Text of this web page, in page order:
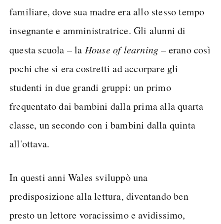
familiare, dove sua madre era allo stesso tempo
insegnante e amministratrice. Gli alunni di
questa scuola – la House of learning– erano così
pochi che si era costretti ad accorpare gli
studenti in due grandi gruppi: un primo
frequentato dai bambini dalla prima alla quarta
classe, un secondo con i bambini dalla quinta
all'ottava.
In questi anni Wales sviluppò una
predisposizione alla lettura, diventando ben
presto un lettore voracissimo e avidissimo,